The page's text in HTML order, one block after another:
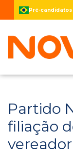
Pré-candidatos
Partido
filiação